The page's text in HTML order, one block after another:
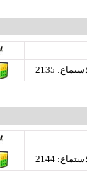
: 2135
: 2144